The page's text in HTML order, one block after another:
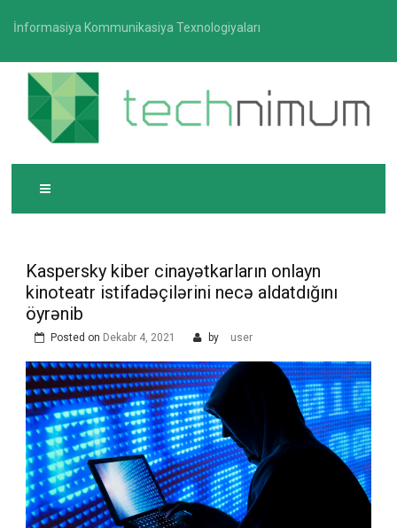
İnformasiya Kommunikasiya Texnologiyaları
TECHNIMUM
İnformasiya-kommunikasiya texnologiyaları üzrə
media platforması
Kaspersky kiber cinayətkarların onlayn
kinoteatr istifadəçilərini necə aldatdığını
öyrənib
Posted on Dekabr 4, 2021 by user